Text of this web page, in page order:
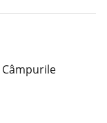
Câmpurile